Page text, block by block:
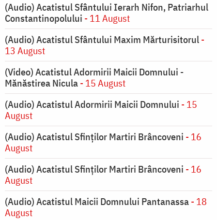
(Audio) Acatistul Sfântului Ierarh Nifon, Patriarhul
Constantinopolului - 11 August
(Audio) Acatistul Sfântului Maxim Mărturisitorul-
13 August
(Video) Acatistul Adormirii Maicii Domnului -
Mănăstirea Nicula- 15 August
(Audio) Acatistul Adormirii Maicii Domnului - 15
August
(Audio) Acatistul Sfinților Martiri Brâncoveni - 16
August
(Audio) Acatistul Sfinților Martiri Brâncoveni - 16
August
(Audio) Acatistul Maicii Domnului Pantanassa- 18
August